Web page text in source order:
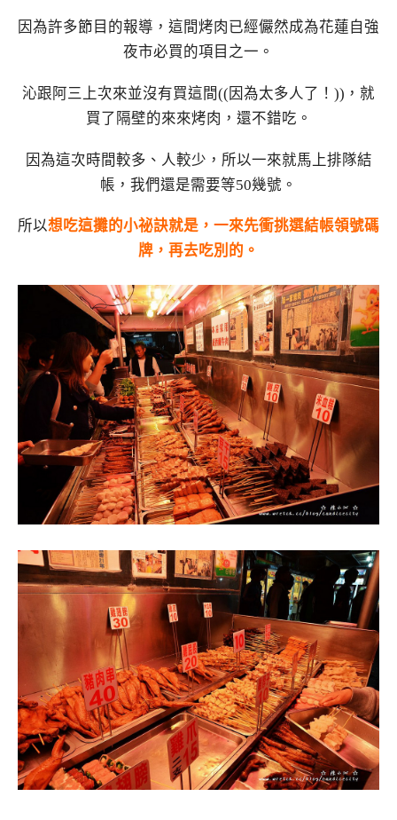
因為許多節目的報導，這間烤肉已經儼然成為花蓮自強
夜市必買的項目之一。
沁跟阿三上次來並沒有買這間((因為太多人了！))，就
買了隔壁的來來烤肉，還不錯吃。
因為這次時間較多、人較少，所以一來就馬上排隊結
帳，我們還是需要等50幾號。
所以想吃這攤的小祕訣就是，一來先衝挑選結帳領號碼
牌，再去吃別的。